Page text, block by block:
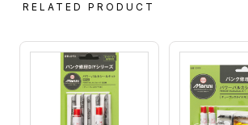
RELATED PRODUCT